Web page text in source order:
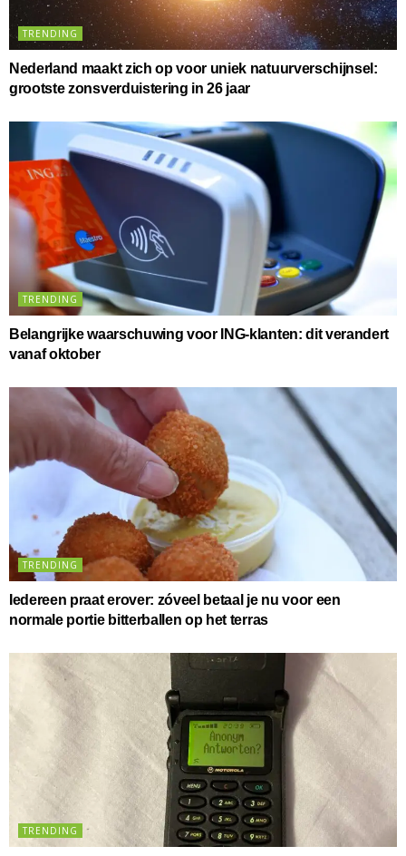
TRENDING
Nederland maakt zich op voor uniek natuurverschijnsel:
grootste zonsverduistering in 26 jaar
TRENDING
Belangrijke waarschuwing voor ING-klanten: dit verandert
vanaf oktober
TRENDING
Iedereen praat erover: zóveel betaal je nu voor een
normale portie bitterballen op het terras
TRENDING